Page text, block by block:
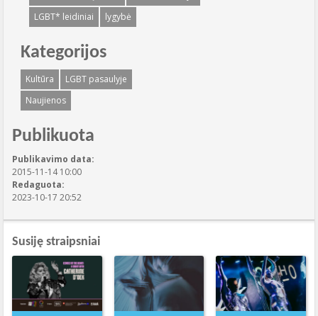
LGBT* leidiniai
lygybė
Kategorijos
Kultūra
LGBT pasaulyje
Naujienos
Publikuota
Publikavimo data:
2015-11-14 10:00
Redaguota:
2023-10-17 20:52
Susiję straipsniai